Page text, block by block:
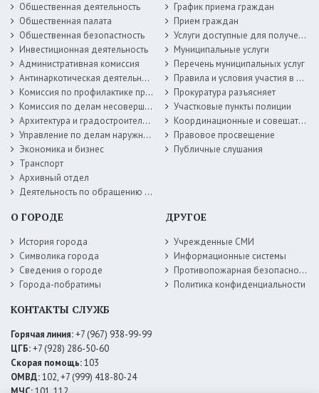
Общественная деятельность
Общественная палата
Общественная безопастность
Инвестиционная деятельность
Административная комиссия
Антинаркотическая деятельность
Комиссия по профилактике правонарушений
Комиссия по делам несовершеннолетних
Архитектура и градостроительство
Управление по делам наружной рекламы
Экономика и бизнес
Транспорт
Архивный отдел
Деятельность по обращению с животными без владельцев
График приема граждан
Прием граждан
Услуги доступные для получения в электронной форме
Муниципальные услуги
Перечень муниципальных услуг
Правила и условия участия в жилищных программах
Прокуратура разъясняет
Участковые пункты полиции
Координационные и совещательные органы
Правовое просвещение
Публичные слушания
О ГОРОДЕ
История города
Символика города
Сведения о городе
Города-побратимы
ДРУГОЕ
Учрежденные СМИ
Информационные системы
Противопожарная безопасность
Политика конфиденциальности
КОНТАКТЫ СЛУЖБ
Горячая линия:+7 (967) 938-99-99
ЦГБ:+7 (928) 286-50-60
Скорая помощь:103
ОМВД:102, +7 (999) 418-80-24